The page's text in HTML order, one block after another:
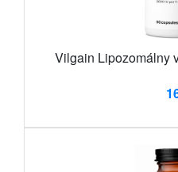
Vilgain Lipozomálny